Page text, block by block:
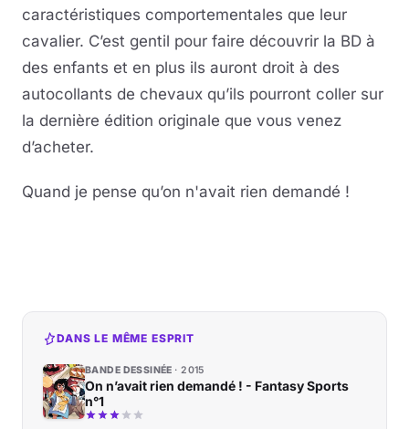
caractéristiques comportementales que leur
cavalier. C’est gentil pour faire découvrir la BD à
des enfants et en plus ils auront droit à des
autocollants de chevaux qu’ils pourront coller sur
la dernière édition originale que vous venez
d’acheter.
Quand je pense qu’on n'avait rien demandé !
DANS LE MÊME ESPRIT
BANDE DESSINÉE 2015
On n’avait rien demandé ! - Fantasy Sports
n°1